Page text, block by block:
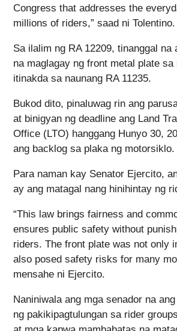
Congress that addresses the
millions of riders,” saad ni Tolentino.
Sa ilalim ng RA 12209, tinanggal na
na maglagay ng front metal plate
itinakda sa naunang RA 11235.
Bukod dito, pinaluwag rin ang
at binigyan ng deadline ang Land
Office (LTO) hanggang Hunyo 30,
ang backlog sa plaka ng motorsiklo.
Para naman kay Senator Ejercito,
ay ang matagal nang hinihintay ng
“This law brings fairness and
ensures public safety without
riders. The front plate was not only
also posed safety risks for many
mensahe ni Ejercito.
Naniniwala ang mga senador na
ng pakikipagtulungan sa rider